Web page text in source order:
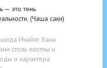
— это тень
(Чаша саки)
Инайят Хана
столь плотны и
и характера